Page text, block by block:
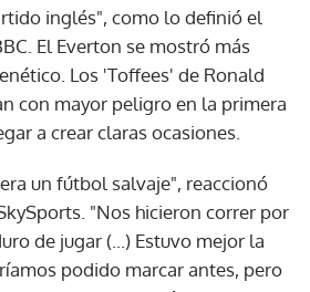
inglés", como lo definió el
El Everton se mostró más
Los 'Toffees' de Ronald
con mayor peligro en la primera
a crear claras ocasiones.
un fútbol salvaje", reaccionó
"Nos hicieron correr por
de jugar (...) Estuvo mejor la
podido marcar antes, pero